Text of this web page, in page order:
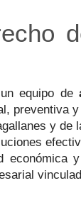
equipo de
preventiva
y de